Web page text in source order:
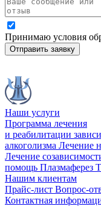
Принимаю условия
Отправить заявку
Наши услуги
Программа лечения
и реабилитации
алкоголизма Лечение
Лечение
помощь Плазмаферез
Нашим клиентам
Прайс-лист Вопрос-
Контактная